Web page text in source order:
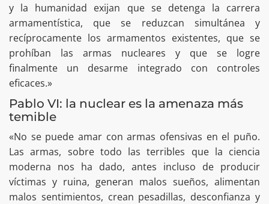
y la humanidad exijan que se detenga la carrera
armamentística, que se reduzcan simultánea y
recíprocamente los armamentos existentes, que se
prohíban las armas nucleares y que se logre
finalmente un desarme integrado con controles
eficaces.»
Pablo VI: la nuclear es la amenaza más
temible
«No se puede amar con armas ofensivas en el puño.
Las armas, sobre todo las terribles que la ciencia
moderna nos ha dado, antes incluso de producir
víctimas y ruina, generan malos sueños, alimentan
malos sentimientos, crean pesadillas, desconfianza y